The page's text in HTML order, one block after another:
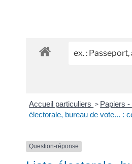
Accueil particuliers > Papiers
électorale, bureau de vote... :
Question-réponse